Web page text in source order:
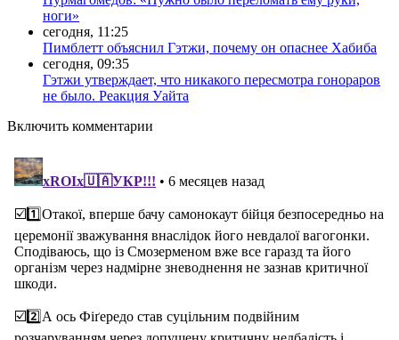
ноги»
сегодня, 11:25
Пимблетт объяснил Гэтжи, почему он опаснее Хабиба
сегодня, 09:35
Гэтжи утверждает, что никакого пересмотра гонораров
не было. Реакция Уайта
Включить комментарии